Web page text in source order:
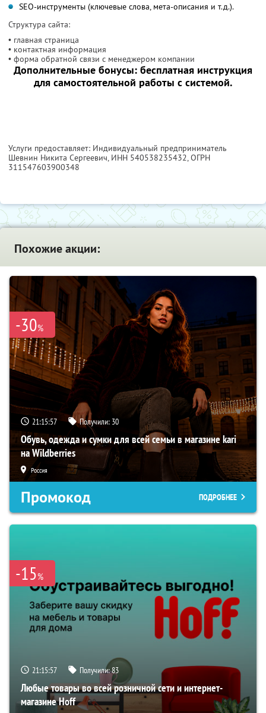
SEO-инструменты (ключевые слова, мета-описания и т.д.).
Структура сайта:
• главная страница
• контактная информация
• форма обратной связи с менеджером компании
Дополнительные бонусы: бесплатная инструкция
для самостоятельной работы с системой.
Услуги предоставляет: Индивидуальный предприниматель
Шевнин Никита Сергеевич, ИНН 540538235432, ОГРН
311547603900348
Похожие акции:
-30%
21:15:55 Получили: 30
Обувь, одежда и сумки для всей семьи в магазине kari
на Wildberries
Россия
Промокод ПОДРОБНЕЕ
-15%
21:15:55 Получили:83
Любые товары во всей розничной сети и интернет-
магазине Hoff